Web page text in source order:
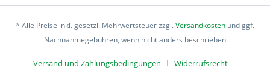
* Alle Preise inkl. gesetzl. Mehrwertsteuer zzgl.Versandkosten und ggf.
Nachnahmegebühren, wenn nicht anders beschrieben
Versand und Zahlungsbedingungen Widerrufsrecht